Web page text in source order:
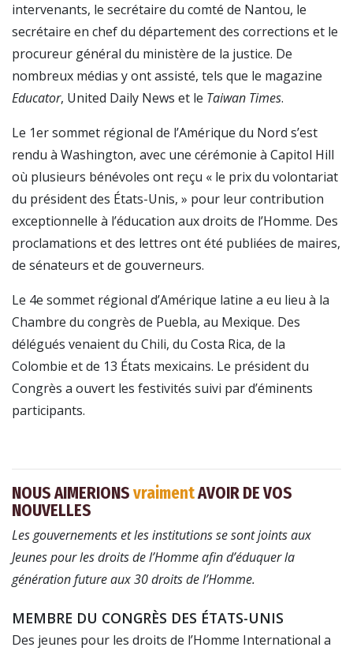
intervenants, le secrétaire du comté de Nantou, le
secrétaire en chef du département des corrections et le
procureur général du ministère de la justice. De
nombreux médias y ont assisté, tels que le magazine
Educator, United Daily News et le Taiwan Times.
Le 1er sommet régional de l’Amérique du Nord s’est
rendu à Washington, avec une cérémonie à Capitol Hill
où plusieurs bénévoles ont reçu « le prix du volontariat
du président des États-Unis, » pour leur contribution
exceptionnelle à l’éducation aux droits de l’Homme. Des
proclamations et des lettres ont été publiées de maires,
de sénateurs et de gouverneurs.
Le 4e sommet régional d’Amérique latine a eu lieu à la
Chambre du congrès de Puebla, au Mexique. Des
délégués venaient du Chili, du Costa Rica, de la
Colombie et de 13 États mexicains. Le président du
Congrès a ouvert les festivités suivi par d’éminents
participants.
NOUS AIMERIONS vraimentAVOIR DE VOS
NOUVELLES
Les gouvernements et les institutions se sont joints aux
Jeunes pour les droits de l’Homme afin d’éduquer la
génération future aux 30 droits de l’Homme.
MEMBRE DU CONGRÈS DES ÉTATS-UNIS
Des jeunes pour les droits de l’Homme International a